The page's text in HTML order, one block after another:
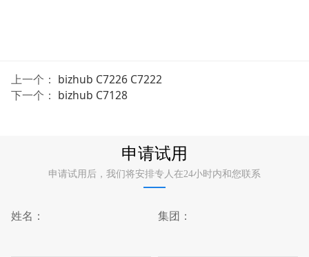
上一个： bizhub C7226 C7222
下一个： bizhub C7128
申请试用
申请试用后，我们将安排专人在24小时内和您联系
姓名： 集团：